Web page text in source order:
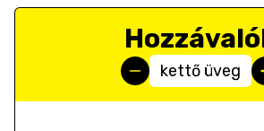
kettő üveg